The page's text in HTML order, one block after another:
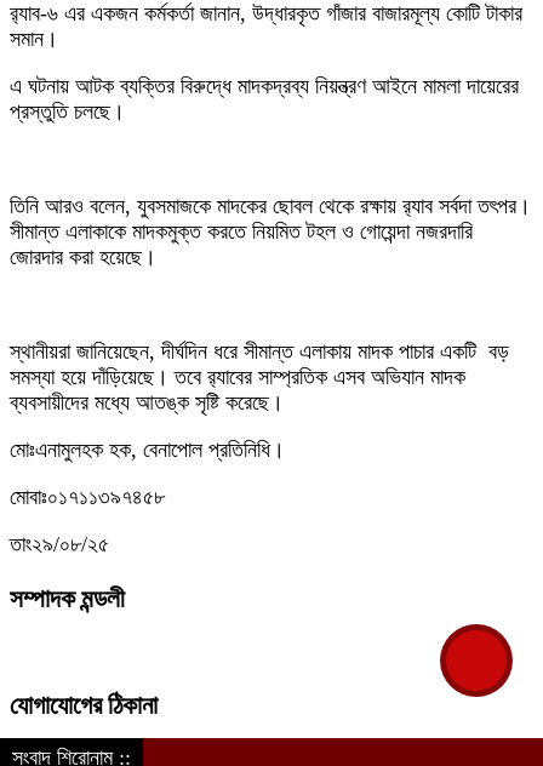
সংবাদ শিরোনাম ::
র‌্যাব-৬ এর একজন কর্মকর্তা জানান, উদ্ধারকৃত গাঁজার বাজারমূল্য কোটি টাকার
সমান।
এ ঘটনায় আটক ব্যক্তির বিরুদ্ধে মাদকদ্রব্য নিয়ন্ত্রণ আইনে মামলা দায়েরের
প্রস্তুতি চলছে।
তিনি আরও বলেন, যুবসমাজকে মাদকের ছোবল থেকে রক্ষায় র‌্যাব সর্বদা তৎপর।
সীমান্ত এলাকাকে মাদকমুক্ত করতে নিয়মিত টহল ও গোয়েন্দা নজরদারি
জোরদার করা হয়েছে।
স্থানীয়রা জানিয়েছেন, দীর্ঘদিন ধরে সীমান্ত এলাকায় মাদক পাচার একটি বড়
সমস্যা হয়ে দাঁড়িয়েছে। তবে র‌্যাবের সাম্প্রতিক এসব অভিযান মাদক
ব্যবসায়ীদের মধ্যে আতঙ্ক সৃষ্টি করেছে।
মোঃএনামুলহক হক, বেনাপোল প্রতিনিধি।
মোবাঃ০১৭১১৩৯৭৪৫৮
তাং২৯/০৮/২৫
সম্পাদক মন্ডলী
যোগাযোগের ঠিকানা